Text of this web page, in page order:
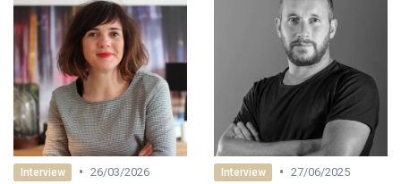
Interview • 26/03/2026
Interview • 27/06/2025